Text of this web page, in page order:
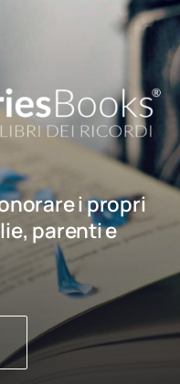
i propri
parenti e